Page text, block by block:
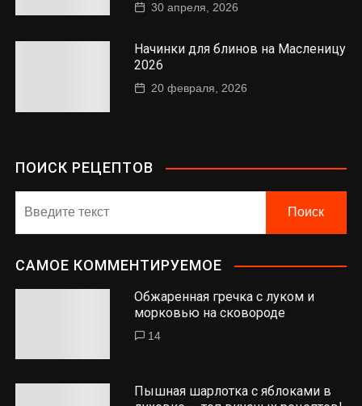
30 апреля, 2026
Начинки для блинов на Масленицу
2026
20 февраля, 2026
ПОИСК РЕЦЕПТОВ
САМОЕ КОММЕНТИРУЕМОЕ
Обжаренная гречка с луком и
морковью на сковороде
14
Пышная шарлотка с яблоками в